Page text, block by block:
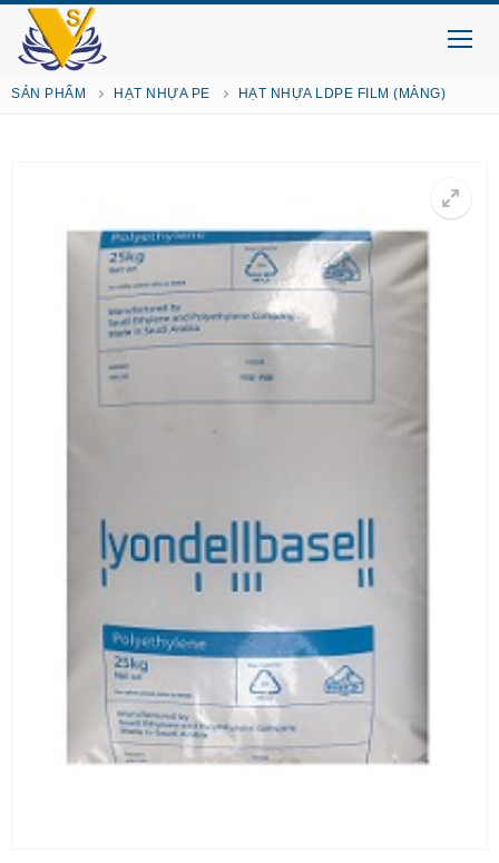
SẢN PHẨM HẠT NHỰA PE HẠT NHỰA LDPE FILM (MÀNG)